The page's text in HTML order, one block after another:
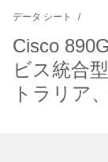
データ シート
Cisco
ビス統合
トラリア